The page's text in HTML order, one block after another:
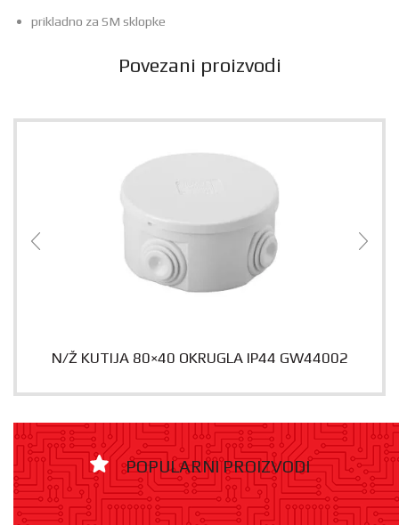
prikladno za SM sklopke
Povezani proizvodi
N/Ž KUTIJA 80×40 OKRUGLA IP44 GW44002
POPULARNI PROIZVODI